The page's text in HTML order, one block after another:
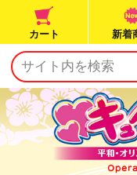
カート